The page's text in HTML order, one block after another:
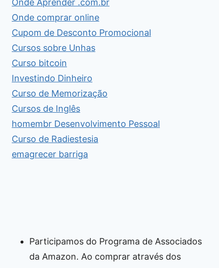
Onde Aprender .com.br
Onde comprar online
Cupom de Desconto Promocional
Cursos sobre Unhas
Curso bitcoin
Investindo Dinheiro
Curso de Memorização
Cursos de Inglês
homembr Desenvolvimento Pessoal
Curso de Radiestesia
emagrecer barriga
Participamos do Programa de Associados
da Amazon. Ao comprar através dos